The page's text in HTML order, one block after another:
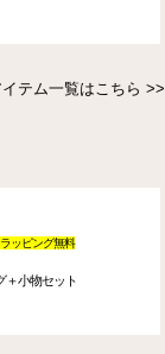
テム一覧はこちら >>
ラッピング無料
＋小物セット